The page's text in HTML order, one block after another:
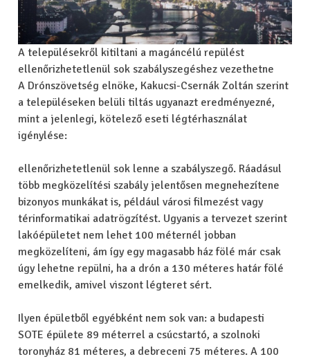
A településekről kitiltani a magáncélú repülést
ellenőrizhetetlenül sok szabályszegéshez vezethetne
A Drónszövetség elnöke, Kakucsi-Csernák Zoltán szerint
a településeken belüli tiltás ugyanazt eredményezné,
mint a jelenlegi, kötelező eseti légtérhasználat
igénylése:
ellenőrizhetetlenül sok lenne a szabályszegő. Ráadásul
több megközelítési szabály jelentősen megnehezítene
bizonyos munkákat is, például városi filmezést vagy
térinformatikai adatrögzítést. Ugyanis a tervezet szerint
lakóépületet nem lehet 100 méternél jobban
megközelíteni, ám így egy magasabb ház fölé már csak
úgy lehetne repülni, ha a drón a 130 méteres határ fölé
emelkedik, amivel viszont légteret sért.
Ilyen épületből egyébként nem sok van: a budapesti
SOTE épülete 89 méterrel a csúcstartó, a szolnoki
toronyház 81 méteres, a debreceni 75 méteres. A 100